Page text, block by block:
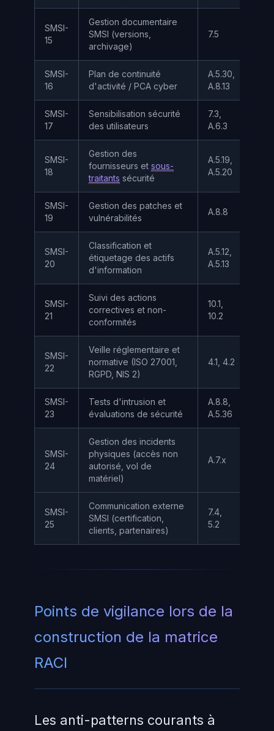
SMSI-
15
Gestion documentaire
SMSI (versions,
archivage)
7.5
SMSI-
16
Plan de continuité
d'activité / PCA cyber
A.5.30,
A.8.13
SMSI-
17
Sensibilisation sécurité
des utilisateurs
7.3,
A.6.3
SMSI-
18
Gestion des
fournisseurs et sous-
traitants sécurité
A.5.19,
A.5.20
SMSI-
19
Gestion des patches et
vulnérabilités
A.8.8
SMSI-
20
Classification et
étiquetage des actifs
d'information
A.5.12,
A.5.13
SMSI-
21
Suivi des actions
correctives et non-
conformités
10.1,
10.2
SMSI-
22
Veille réglementaire et
normative (ISO 27001,
RGPD, NIS 2)
4.1, 4.2
SMSI-
23
Tests d'intrusion et
évaluations de sécurité
A.8.8,
A.5.36
SMSI-
24
Gestion des incidents
physiques (accès non
autorisé, vol de
matériel)
A.7.x
SMSI-
25
Communication externe
SMSI (certification,
clients, partenaires)
7.4,
5.2
Points de vigilance lors de la
construction de la matrice
RACI
Les anti-patterns courants à